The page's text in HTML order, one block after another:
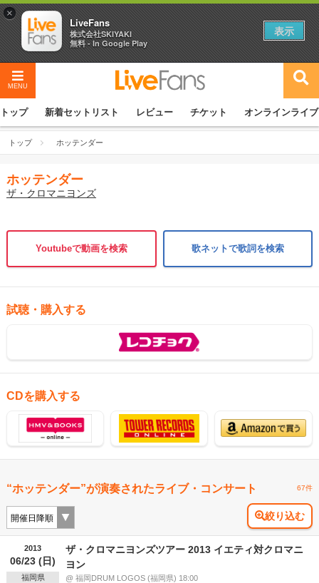
MENU
トップ 新着セットリスト レビュー チケット オンラインライブ
トップ ホッテンダー
ホッテンダー
ザ・クロマニヨンズ
Youtubeで動画を検索 歌ネットで歌詞を検索
試聴・購入する
CDを購入する
“ホッテンダー”が演奏されたライブ・コンサート 67件
絞り込む
2013
06/23 (日)
福岡県
ザ・クロマニヨンズツアー 2013 イエティ対クロマニ
ヨン
@ 福岡DRUM LOGOS (福岡県) 18:00
×
LiveFans
株式会社SKIYAKI
無料 - In Google Play
表示